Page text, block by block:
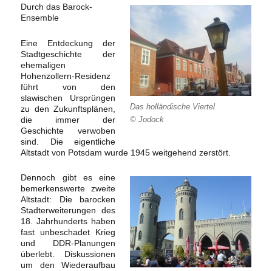
Das holländische Viertel
© Jodock
Durch das Barock-
Ensemble
Eine Entdeckung der
Stadtgeschichte der
ehemaligen
Hohenzollern-Residenz
führt von den
slawischen Ursprüngen
zu den Zukunftsplänen,
die immer der
Geschichte verwoben
sind. Die eigentliche
Altstadt von Potsdam wurde 1945 weitgehend zerstört.
Dennoch gibt es eine
bemerkenswerte zweite
Altstadt: Die barocken
Stadterweiterungen des
18. Jahrhunderts haben
fast unbeschadet Krieg
und DDR-Planungen
überlebt. Diskussionen
um den Wiederaufbau